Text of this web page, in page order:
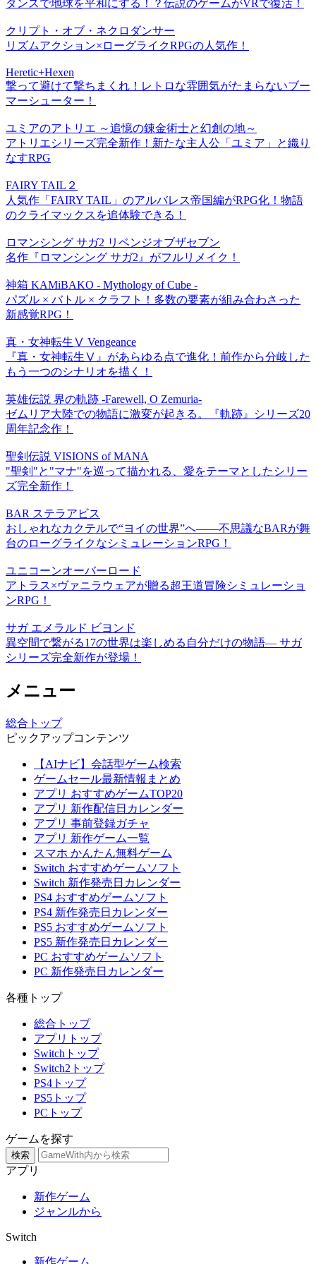
ダンスで地球を平和にする！？伝説のゲームがVRで復活！
クリプト・オブ・ネクロダンサー
リズムアクション×ローグライクRPGの人気作！
Heretic+Hexen
撃って避けて撃ちまくれ！レトロな雰囲気がたまらないブー
マーシューター！
ユミアのアトリエ ～追憶の錬金術士と幻創の地～
アトリエシリーズ完全新作！新たな主人公「ユミア」と織り
なすRPG
FAIRY TAIL２
人気作「FAIRY TAIL」のアルバレス帝国編がRPG化！物語
のクライマックスを追体験できる！
ロマンシング サガ2 リベンジオブザセブン
名作『ロマンシング サガ2』がフルリメイク！
神箱 KAMiBAKO - Mythology of Cube -
パズル × バトル × クラフト！多数の要素が組み合わさった
新感覚RPG！
真・女神転生Ⅴ Vengeance
『真・女神転生Ⅴ』があらゆる点で進化！前作から分岐した
もう一つのシナリオを描く！
英雄伝説 界の軌跡 -Farewell, O Zemuria-
ゼムリア大陸での物語に激変が起きる。『軌跡』シリーズ20
周年記念作！
聖剣伝説 VISIONS of MANA
"聖剣"と"マナ"を巡って描かれる、愛をテーマとしたシリー
ズ完全新作！
BAR ステラアビス
おしゃれなカクテルで“ヨイの世界”へ――不思議なBARが舞
台のローグライクなシミュレーションRPG！
ユニコーンオーバーロード
アトラス×ヴァニラウェアが贈る超王道冒険シミュレーショ
ンRPG！
サガ エメラルド ビヨンド
異空間で繋がる17の世界は楽しめる自分だけの物語― サガ
シリーズ完全新作が登場！
メニュー
総合トップ
ピックアップコンテンツ
【AIナビ】会話型ゲーム検索
ゲームセール最新情報まとめ
アプリ おすすめゲームTOP20
アプリ 新作配信日カレンダー
アプリ 事前登録ガチャ
アプリ 新作ゲーム一覧
スマホ かんたん無料ゲーム
Switch おすすめゲームソフト
Switch 新作発売日カレンダー
PS4 おすすめゲームソフト
PS4 新作発売日カレンダー
PS5 おすすめゲームソフト
PS5 新作発売日カレンダー
PC おすすめゲームソフト
PC 新作発売日カレンダー
各種トップ
総合トップ
アプリトップ
Switchトップ
Switch2トップ
PS4トップ
PS5トップ
PCトップ
ゲームを探す
検索
アプリ
新作ゲーム
ジャンルから
Switch
新作ゲーム